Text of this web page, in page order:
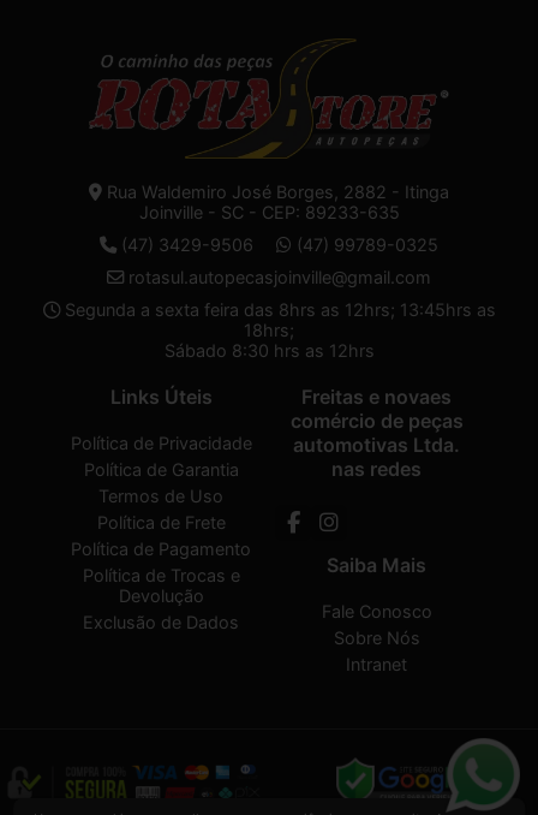
Rua Waldemiro José Borges, 2882 - Itinga
Joinville - SC - CEP: 89233-635
(47) 3429-9506
(47) 99789-0325
rotasul.autopecasjoinville@gmail.com
Segunda a sexta feira das 8hrs as 12hrs; 13:45hrs as
18hrs;
Sábado 8:30 hrs as 12hrs
Links Úteis
Política de Privacidade
Política de Garantia
Termos de Uso
Política de Frete
Política de Pagamento
Política de Trocas e
Devolução
Exclusão de Dados
Freitas e novaes
comércio de peças
automotivas Ltda.
nas redes
Saiba Mais
Fale Conosco
Sobre Nós
Intranet